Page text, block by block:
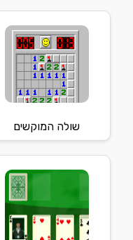
שולה המוקשים